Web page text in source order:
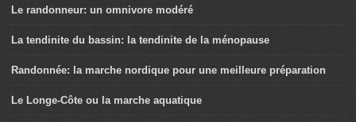
Le randonneur: un omnivore modéré
La tendinite du bassin: la tendinite de la ménopause
Randonnée: la marche nordique pour une meilleure préparation
Le Longe-Côte ou la marche aquatique